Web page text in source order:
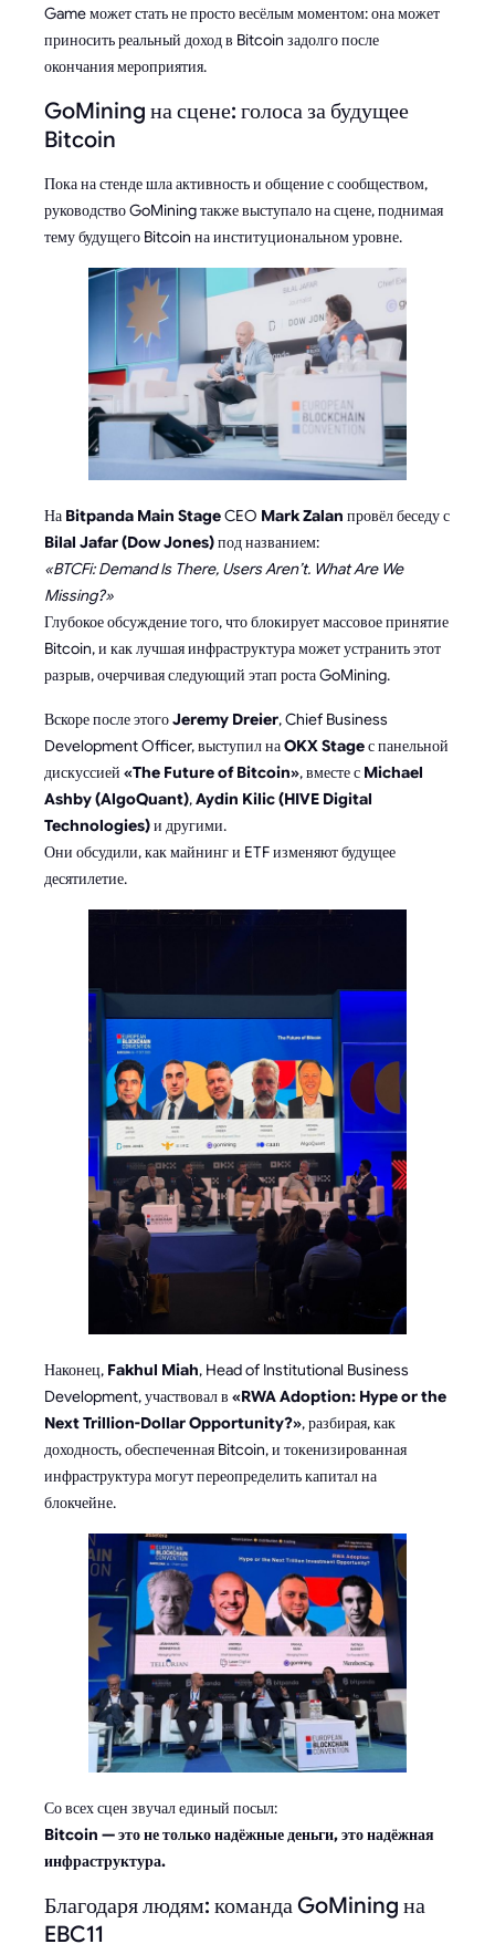
Game может стать не просто весёлым моментом: она может
приносить реальный доход в Bitcoin задолго после
окончания мероприятия.
GoMining на сцене: голоса за будущее
Bitcoin
Пока на стенде шла активность и общение с сообществом,
руководство GoMining также выступало на сцене, поднимая
тему будущего Bitcoin на институциональном уровне.
На Bitpanda Main StageCEO Mark Zalan провёл беседу с
Bilal Jafar (Dow Jones)под названием:
«BTCFi: Demand Is There, Users Aren’t. What Are We
Missing?»
Глубокое обсуждение того, что блокирует массовое принятие
Bitcoin, и как лучшая инфраструктура может устранить этот
разрыв, очерчивая следующий этап роста GoMining.
Вскоре после этогоJeremy Dreier, Chief Business
Development Officer, выступил наOKX Stageс панельной
дискуссией «The Future of Bitcoin», вместе с Michael
Ashby (AlgoQuant),Aydin Kilic (HIVE Digital
Technologies)и другими.
Они обсудили, как майнинг и ETF изменяют будущее
десятилетие.
Наконец, Fakhul Miah, Head of Institutional Business
Development, участвовал в «RWA Adoption: Hype or the
Next Trillion-Dollar Opportunity?», разбирая, как
доходность, обеспеченная Bitcoin, и токенизированная
инфраструктура могут переопределить капитал на
блокчейне.
Со всех сцен звучал единый посыл:
Bitcoin — это не только надёжные деньги, это надёжная
инфраструктура.
Благодаря людям: команда GoMining на
EBC11